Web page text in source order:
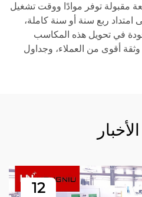
مقبولة توفر موادًا ووقت تشغيل
امتداد ربع سنة أو سنة كاملة،
في تحويل هذه المكاسب
أقوى من العملاء، وجداول
12